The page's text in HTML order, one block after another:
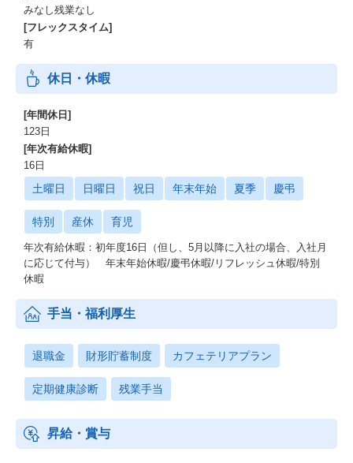
みなし残業なし
[フレックスタイム]
有
休日・休暇
[年間休日]
123日
[年次有給休暇]
16日
土曜日 日曜日 祝日 年末年始 夏季 慶弔
特別 産休 育児
年次有給休暇：初年度16日（但し、5月以降に入社の場合、入社月
に応じて付与） 年末年始休暇/慶弔休暇/リフレッシュ休暇/特別
休暇
手当・福利厚生
退職金 財形貯蓄制度 カフェテリアプラン
定期健康診断 残業手当
昇給・賞与